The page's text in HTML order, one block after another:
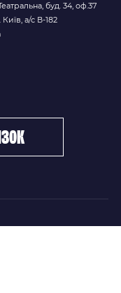
буд. 34, оф.37
а/с В-182